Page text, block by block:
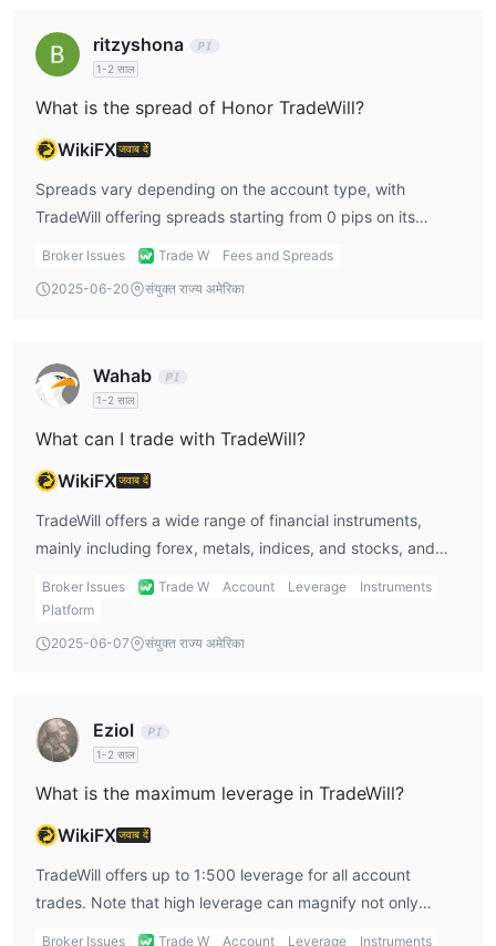
ritzyshona
1-2 साल
What is the spread of Honor TradeWill?
WikiFXजवाब दें
Spreads vary depending on the account type, with
TradeWill offering spreads starting from 0 pips on its
Standard and Trade W accounts, while the Pro account
Broker Issues Trade W
Fees and Spreads
2025-06-20
संयुक्त राज्य अमेरिका
Wahab
1-2 साल
What can I trade with TradeWill?
WikiFXजवाब दें
TradeWill offers a wide range of financial instruments,
mainly including forex, metals, indices, and stocks, and
does not offer cryptocurrencies, bonds, options, or
exchange-traded funds.
Broker Issues Trade W Account Leverage
Instruments
Platform
2025-06-07
संयुक्त राज्य अमेरिका
Eziol
1-2 साल
What is the maximum leverage in TradeWill?
WikiFXजवाब दें
TradeWill offers up to 1:500 leverage for all account
trades. Note that high leverage can magnify not only
profits but also losses.
Broker Issues Trade W Account Leverage Instruments